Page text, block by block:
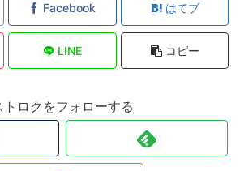
Facebook はてブ
LINE コピー
トロクをフォローする